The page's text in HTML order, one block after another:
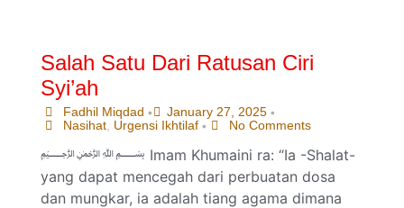
Salah Satu Dari Ratusan Ciri
Syi’ah
Fadhil Miqdad • January 27, 2025 •
Nasihat, Urgensi Ikhtilaf • No Comments
﷽ Imam Khumaini ra: “Ia -Shalat-
yang dapat mencegah dari perbuatan dosa
dan mungkar, ia adalah tiang agama dimana